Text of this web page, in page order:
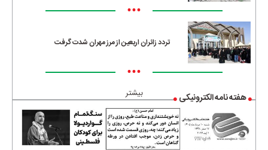
•••
تردد زائران اربعین از مرز مهران شدت گرفت
•••
بیشتر هفته نامه الکترونیکی